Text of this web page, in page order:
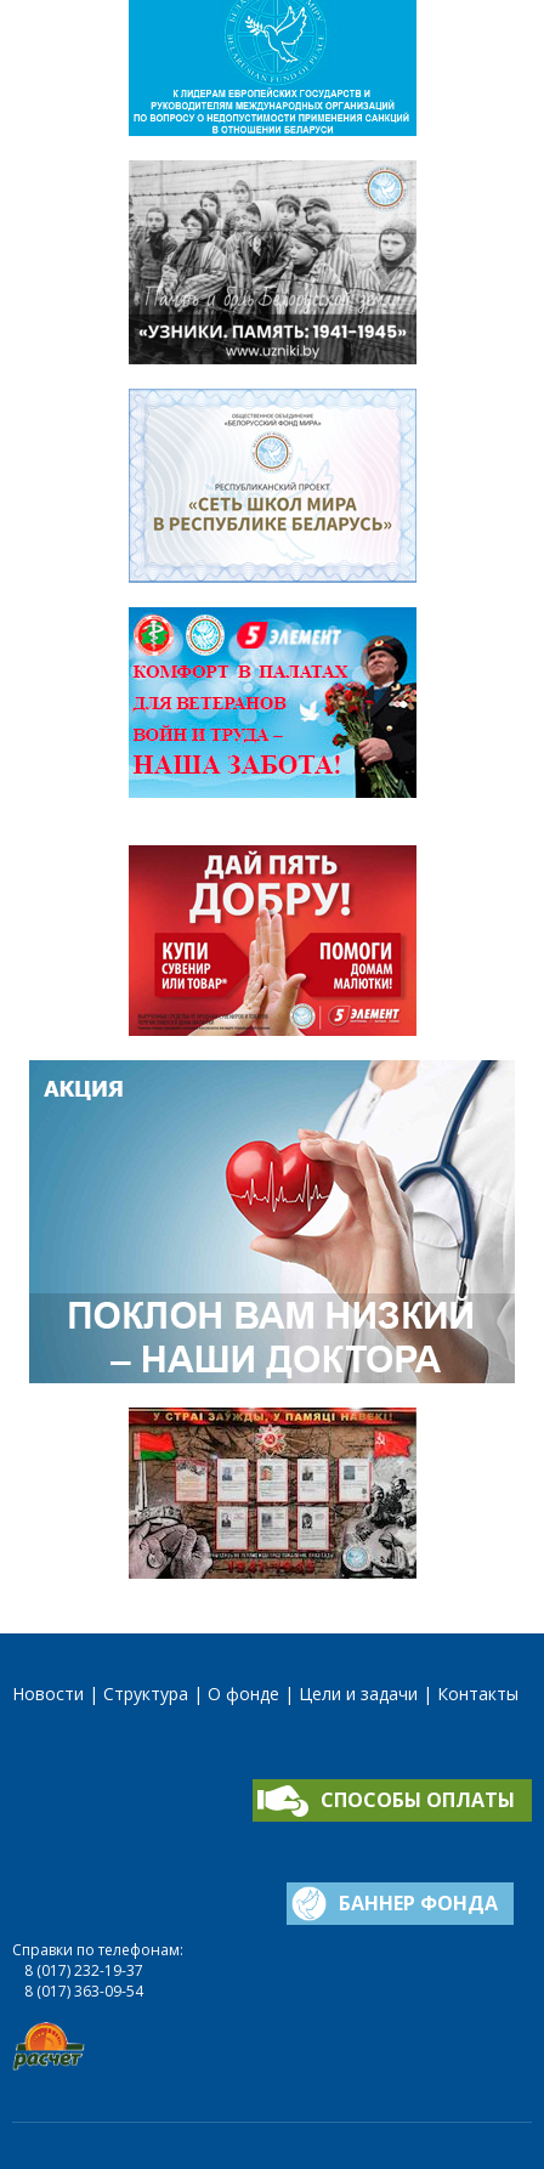
Новости Структура О фонде Цели и задачи Контакты
СПОСОБЫ ОПЛАТЫ
БАННЕР ФОНДА
Справки по телефонам:
8 (017) 232-19-37
8 (017) 363-09-54